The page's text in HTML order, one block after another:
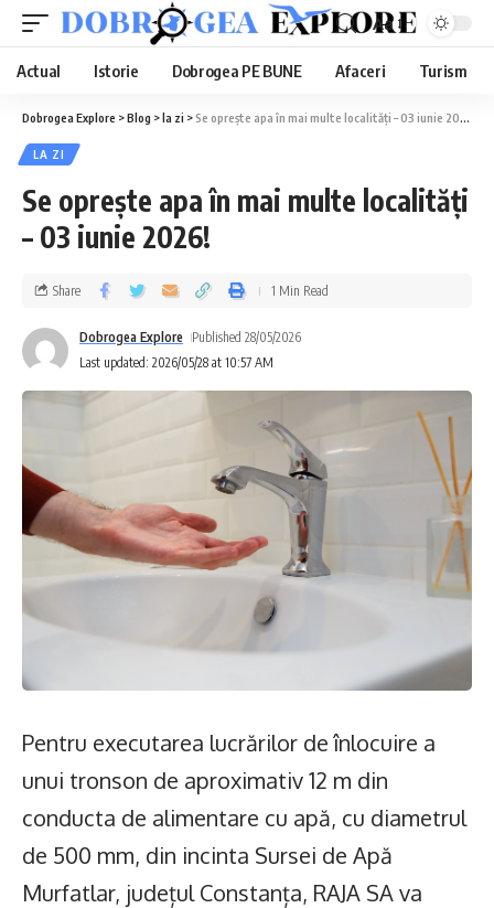
Aa
Actual Istorie Dobrogea PE BUNE Afaceri Turism
Dobrogea Explore >Blog >la zi >Se oprește apa în mai multe localități – 03 iunie 2026!
LA ZI
Se oprește apa în mai multe localități
– 03 iunie 2026!
Last updated: 2026/05/28 at 10:57 AM
Dobrogea Explore Published 28/05/2026
Share 1 Min Read
Pentru executarea lucrărilor de înlocuire a
unui tronson de aproximativ 12 m din
conducta de alimentare cu apă, cu diametrul
de 500 mm, din incinta Sursei de Apă
Murfatlar, județul Constanța, RAJA SA va